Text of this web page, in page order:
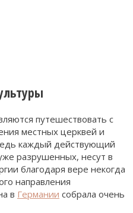
путешествовать с
местных церквей и
каждый действующий
разрушенных, несут в
благодаря вере некогда
направления
в Германии собрала очень